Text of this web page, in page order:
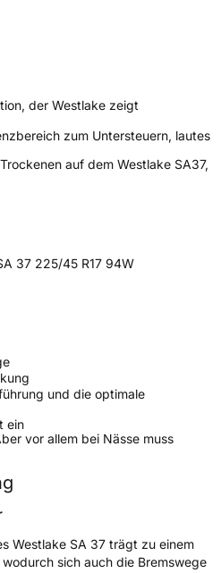
/ Alpine-Symbol
(GPSR)
der Westlake zeigt
zum Untersteuern, lautes
auf dem Westlake SA37,
37 225/45 R17 94W
und die optimale
ein
vor allem bei Nässe muss
Westlake SA 37 trägt zu einem
sich auch die Bremswege